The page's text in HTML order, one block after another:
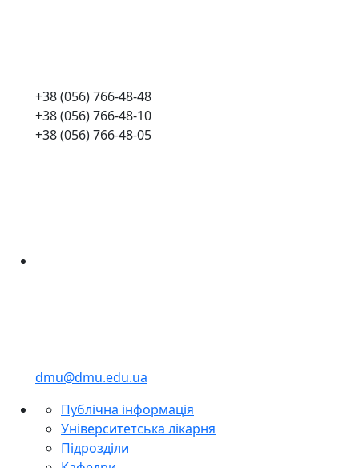
+38 (056) 766-48-48
+38 (056) 766-48-10
+38 (056) 766-48-05
dmu@dmu.edu.ua
Публічна інформація
Університетська лікарня
Підрозділи